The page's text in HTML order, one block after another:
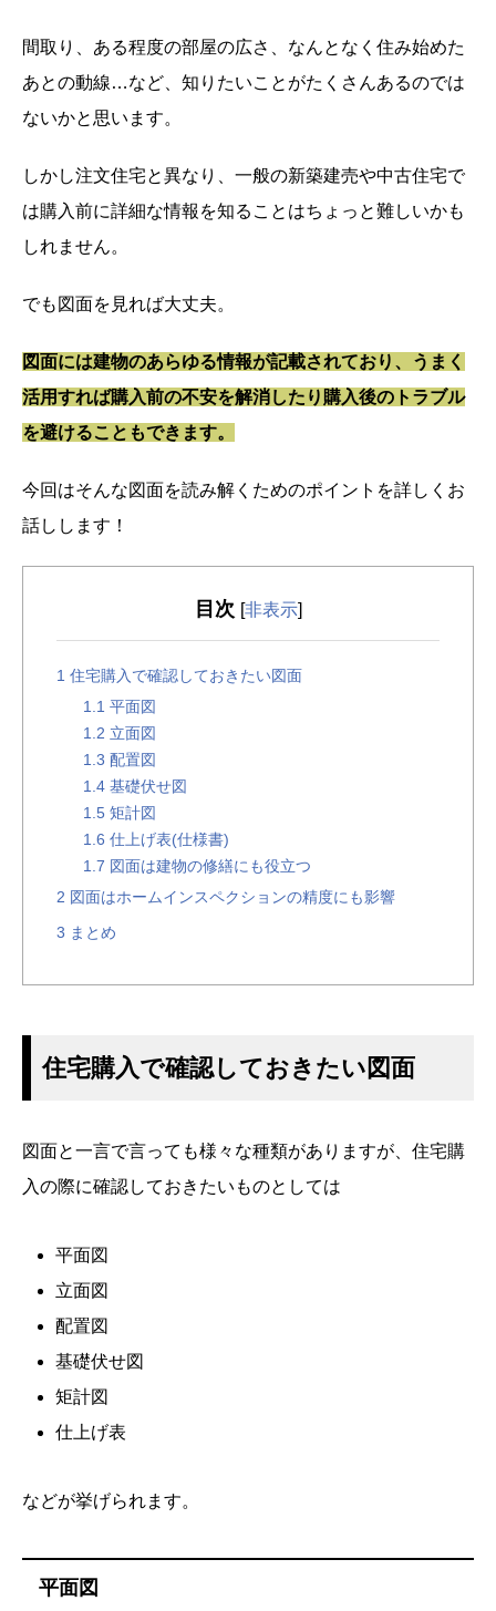
間取り、ある程度の部屋の広さ、なんとなく住み始めた
あとの動線…など、知りたいことがたくさんあるのでは
ないかと思います。
しかし注文住宅と異なり、一般の新築建売や中古住宅で
は購入前に詳細な情報を知ることはちょっと難しいかも
しれません。
でも図面を見れば大丈夫。
図面には建物のあらゆる情報が記載されており、うまく
活用すれば購入前の不安を解消したり購入後のトラブル
を避けることもできます。
今回はそんな図面を読み解くためのポイントを詳しくお
話しします！
目次 [非表示]
1 住宅購入で確認しておきたい図面
1.1 平面図
1.2 立面図
1.3 配置図
1.4 基礎伏せ図
1.5 矩計図
1.6 仕上げ表(仕様書)
1.7 図面は建物の修繕にも役立つ
2 図面はホームインスペクションの精度にも影響
3 まとめ
住宅購入で確認しておきたい図面
図面と一言で言っても様々な種類がありますが、住宅購
入の際に確認しておきたいものとしては
平面図
立面図
配置図
基礎伏せ図
矩計図
仕上げ表
などが挙げられます。
平面図